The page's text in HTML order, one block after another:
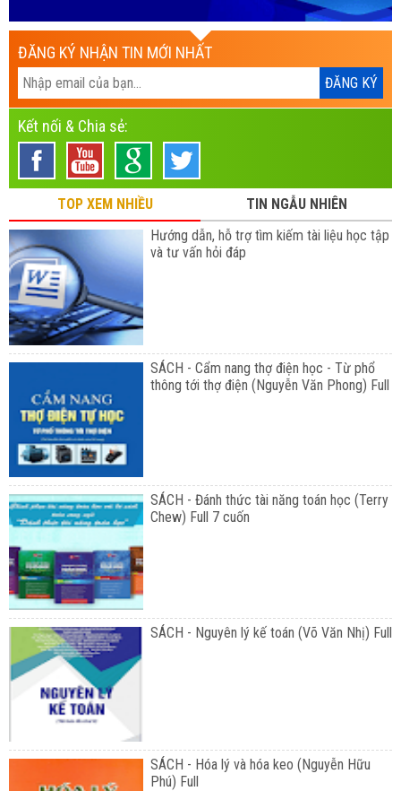
ĐĂNG KÝ NHẬN TIN MỚI NHẤT
Kết nối & Chia sẻ:
TOP XEM NHIỀU
TIN NGẪU NHIÊN
Hướng dẫn, hỗ trợ tìm kiếm tài liệu học tập
và tư vấn hỏi đáp
SÁCH - Cẩm nang thợ điện học - Từ phổ
thông tới thợ điện (Nguyễn Văn Phong) Full
SÁCH - Đánh thức tài năng toán học (Terry
Chew) Full 7 cuốn
SÁCH - Nguyên lý kế toán (Võ Văn Nhị) Full
SÁCH - Hóa lý và hóa keo (Nguyễn Hữu
Phú) Full